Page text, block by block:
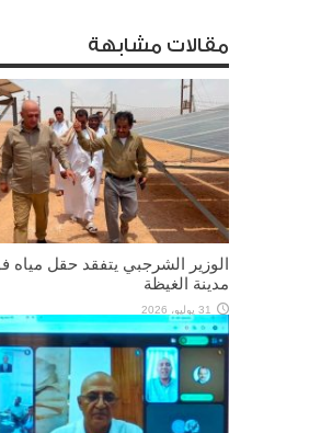
مقالات مشابهة
الوزير الشرجبي يتفقد حقل
مدينة الغيظة
31 يوليو، 2026